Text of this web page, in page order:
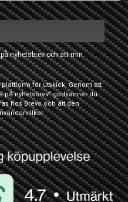
nyhetsbrev och att min
för utskick. Genom att
på nyhetsbrev" godkänner du
hos Brevo och att den